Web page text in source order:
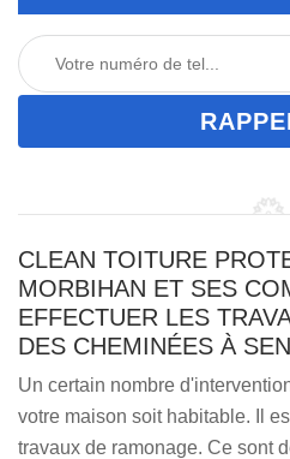
CLEAN TOITURE
MORBIHAN ET SES
EFFECTUER LES
DES CHEMINÉES À
Un certain nombre
votre maison soit habitable. Il
travaux de ramonage. Ce sont